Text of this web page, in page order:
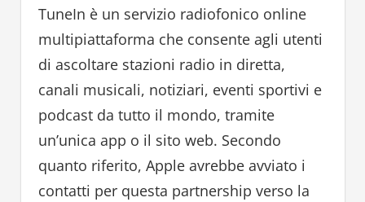
TuneIn è un servizio radiofonico online
multipiattaforma che consente agli utenti
di ascoltare stazioni radio in diretta,
canali musicali, notiziari, eventi sportivi e
podcast da tutto il mondo, tramite
un’unica app o il sito web. Secondo
quanto riferito, Apple avrebbe avviato i
contatti per questa partnership verso la